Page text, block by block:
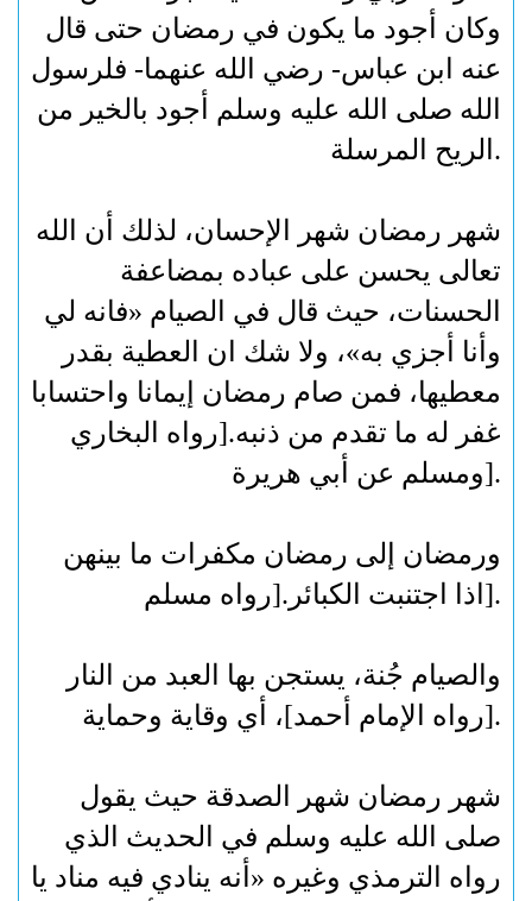
وكان أجود ما يكون في رمضان حتى قال
عنه ابن عباس- رضي الله عنهما- فلرسول
الله صلى الله عليه وسلم أجود بالخير من
الريح المرسلة .
شهر رمضان شهر الإحسان، لذلك أن الله
تعالى يحسن على عباده بمضاعفة
الحسنات، حيث قال في الصيام «فانه لي
وأنا أجزي به»، ولا شك ان العطية بقدر
معطيها، فمن صام رمضان إيمانا واحتسابا
غفر له ما تقدم من ذنبه.[رواه البخاري
ومسلم عن أبي هريرة].
ورمضان إلى رمضان مكفرات ما بينهن
اذا اجتنبت الكبائر.[رواه مسلم ].
والصيام جُنة، يستجن بها العبد من النار
[رواه الإمام أحمد]، أي وقاية وحماية.
شهر رمضان شهر الصدقة حيث يقول
صلى الله عليه وسلم في الحديث الذي
رواه الترمذي وغيره «أنه ينادي فيه مناد يا